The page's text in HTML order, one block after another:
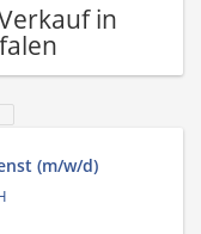
in
(m/w/d)